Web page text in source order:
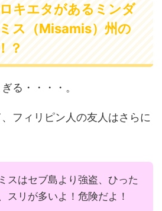
キエタがあるミンダ
ス（Misamis）州の
？
る・・・・。
フィリピン人の友人はさらに
スはセブ島より強盗、ひった
スリが多いよ！危険だよ！